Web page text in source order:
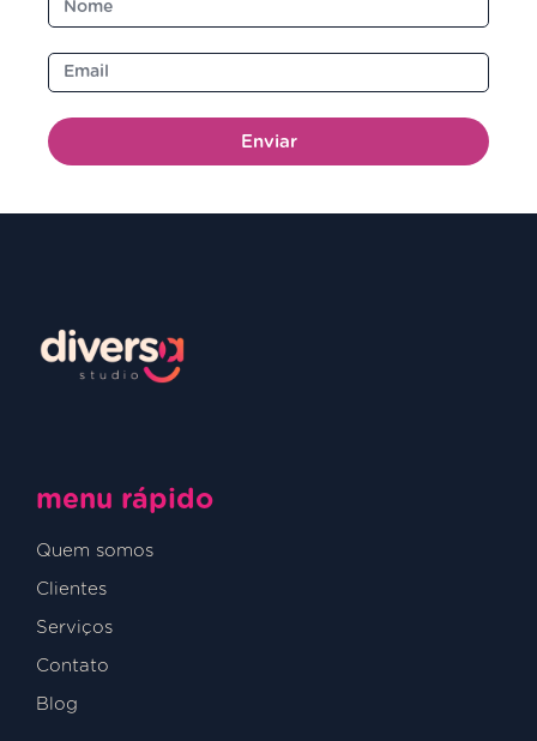
Enviar
menu rápido
Quem somos
Clientes
Serviços
Contato
Blog